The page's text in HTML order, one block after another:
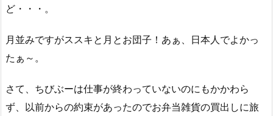
ど・・・。
月並みですがススキと月とお団子！あぁ、日本人でよかっ
たぁ～。
さて、ちびぶーは仕事が終わっていないのにもかかわら
ず、以前からの約束があったのでお弁当雑貨の買出しに旅